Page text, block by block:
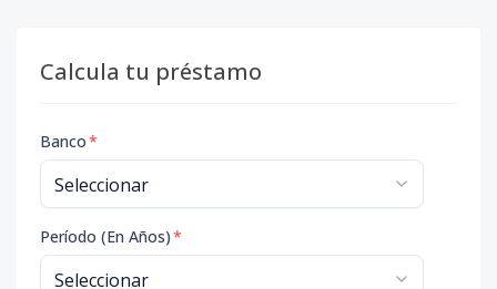
Calcula tu préstamo
Banco*
Período (En Años)*